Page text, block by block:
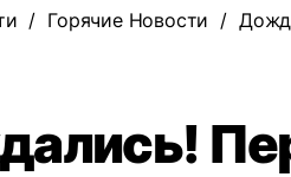
Горячие Новости